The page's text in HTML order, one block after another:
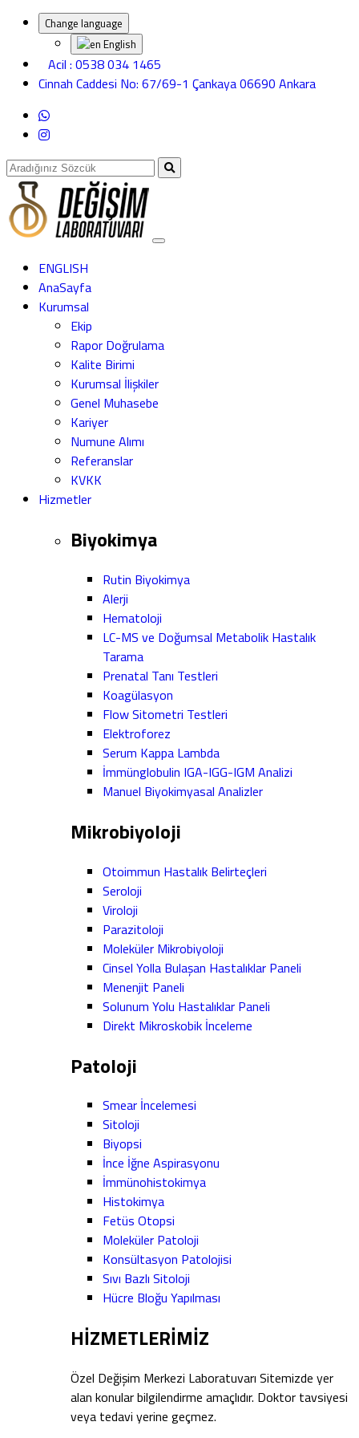
Change language
English
Acil : 0538 034 1465
Cinnah Caddesi No: 67/69-1 Çankaya 06690 Ankara
ENGLISH
AnaSayfa
Kurumsal
Ekip
Rapor Doğrulama
Kalite Birimi
Kurumsal İlişkiler
Genel Muhasebe
Kariyer
Numune Alımı
Referanslar
KVKK
Hizmetler
Biyokimya
Rutin Biyokimya
Alerji
Hematoloji
LC-MS ve Doğumsal Metabolik Hastalık
Tarama
Prenatal Tanı Testleri
Koagülasyon
Flow Sitometri Testleri
Elektroforez
Serum Kappa Lambda
İmmünglobulin IGA-IGG-IGM Analizi
Manuel Biyokimyasal Analizler
Mikrobiyoloji
Otoimmun Hastalık Belirteçleri
Seroloji
Viroloji
Parazitoloji
Moleküler Mikrobiyoloji
Cinsel Yolla Bulaşan Hastalıklar Paneli
Menenjit Paneli
Solunum Yolu Hastalıklar Paneli
Direkt Mikroskobik İnceleme
Patoloji
Smear İncelemesi
Sitoloji
Biyopsi
İnce İğne Aspirasyonu
İmmünohistokimya
Histokimya
Fetüs Otopsi
Moleküler Patoloji
Konsültasyon Patolojisi
Sıvı Bazlı Sitoloji
Hücre Bloğu Yapılması
HİZMETLERİMİZ
Özel Değişim Merkezi Laboratuvarı Sitemizde yer
alan konular bilgilendirme amaçlıdır. Doktor tavsiyesi
veya tedavi yerine geçmez.